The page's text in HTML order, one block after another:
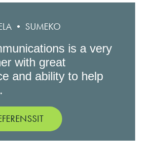
• SUMEKO
is a very
with great
and ability to help